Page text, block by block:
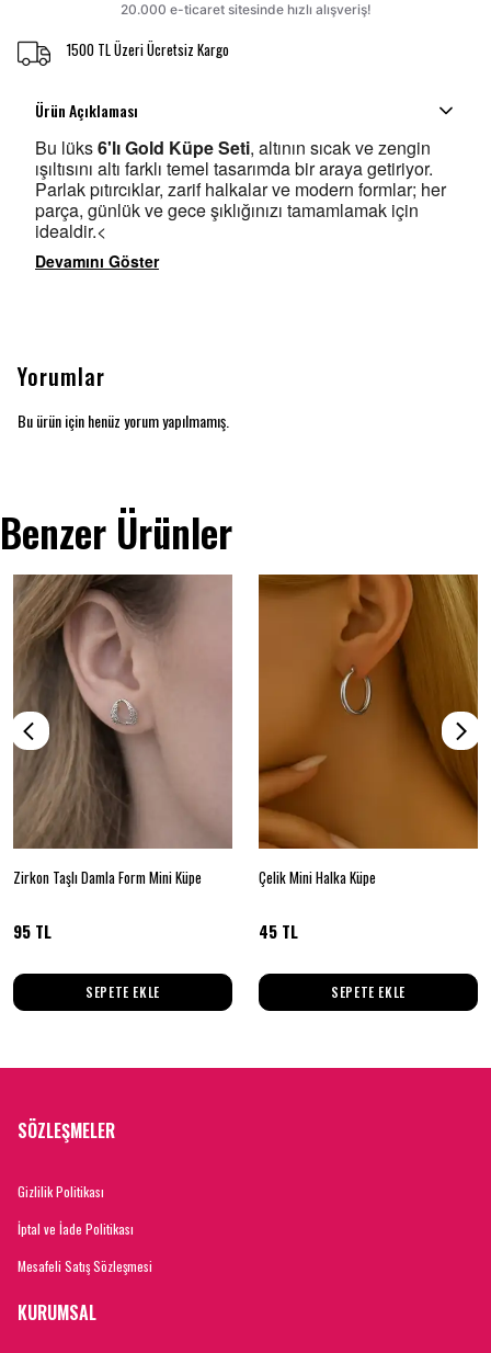
1500 TL Üzeri Ücretsiz Kargo
Ürün Açıklaması
Bu lüks6'lı Gold Küpe Seti, altının sıcak ve zengin
ışıltısını altı farklı temel tasarımda bir araya getiriyor.
Parlak pıtırcıklar, zarif halkalar ve modern formlar; her
parça, günlük ve gece şıklığınızı tamamlamak için
idealdir.<
Devamını Göster
Yorumlar
Bu ürün için henüz yorum yapılmamış.
Benzer Ürünler
Zirkon Taşlı Damla Form Mini Küpe
95 TL
SEPETE EKLE
Çelik Mini Halka Küpe
45 TL
SEPETE EKLE
SÖZLEŞMELER
Gizlilik Politikası
İptal ve İade Politikası
Mesafeli Satış Sözleşmesi
KURUMSAL